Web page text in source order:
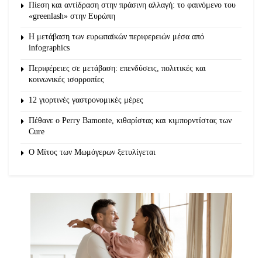
Πίεση και αντίδραση στην πράσινη αλλαγή: το φαινόμενο του
«greenlash» στην Ευρώπη
Η μετάβαση των ευρωπαϊκών περιφερειών μέσα από
infographics
Περιφέρειες σε μετάβαση: επενδύσεις, πολιτικές και
κοινωνικές ισορροπίες
12 γιορτινές γαστρονομικές μέρες
Πέθανε ο Perry Bamonte, κιθαρίστας και κιμπορντίστας των
Cure
O Μίτος των Μωμόγερων ξετυλίγεται